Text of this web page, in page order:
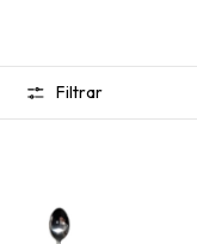
Filtrar